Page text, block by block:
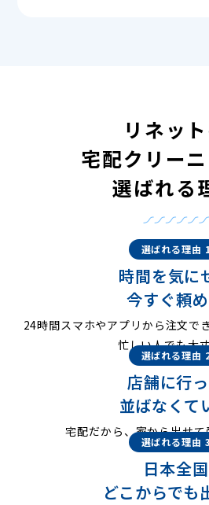
リネッ
宅配クリー
選ばれる
選ばれる理由 1
時間を気に
今すぐ頼
24時間スマホやアプリから注文で
忙しい人でも大丈
選ばれる理由
店舗に行
並ばなくて
宅配だから、家から出せて
選ばれる理由 3
日本全国
どこからでも